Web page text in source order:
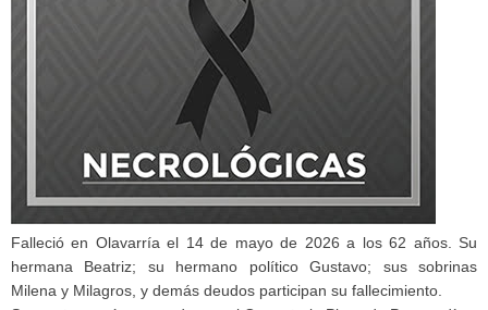
Falleció en Olavarría el 14 de mayo de 2026 a los 62 años. Su
hermana Beatriz; su hermano político Gustavo; sus sobrinas
Milena y Milagros, y demás deudos participan su fallecimiento.